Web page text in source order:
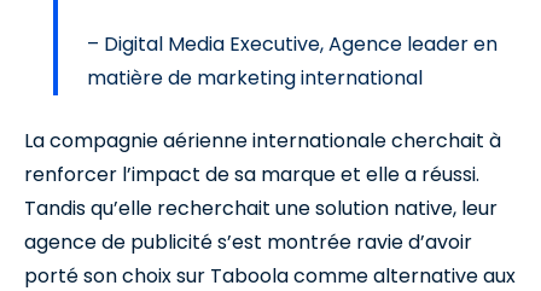
– Digital Media Executive, Agence leader en
matière de marketing international
La compagnie aérienne internationale cherchait à
renforcer l’impact de sa marque et elle a réussi.
Tandis qu’elle recherchait une solution native, leur
agence de publicité s’est montrée ravie d’avoir
porté son choix sur Taboola comme alternative aux